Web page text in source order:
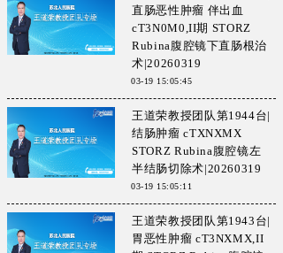
直肠恶性肿瘤 伴出血
cT3N0M0,II期 STORZ
Rubina腹腔镜下直肠根治
术|20260319
03-19 15:05:45
王道荣教授团队第1944台|
结肠肿瘤 cTXNXMX
STORZ Rubina腹腔镜左
半结肠切除术|20260319
03-19 15:05:11
王道荣教授团队第1943台|
胃恶性肿瘤 cT3NXMX,II